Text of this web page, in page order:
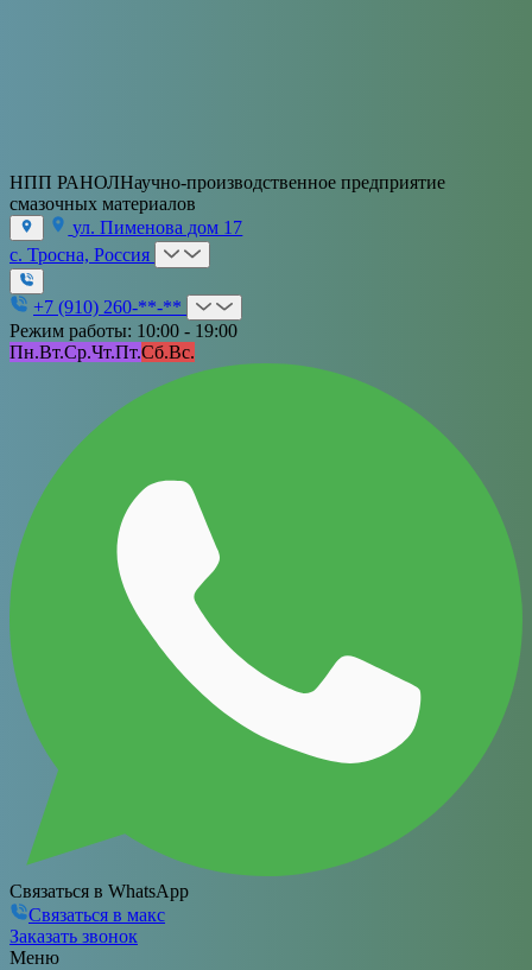
НПП РАНОЛНаучно-производственное предприятие
смазочных материалов
ул. Пименова дом 17
с. Тросна, Россия
+7 (910) 260-**-**
Режим работы: 10:00 - 19:00
Пн.Вт.Ср.Чт.Пт.Сб.Вс.
Связаться в WhatsApp
Связаться в макс
Заказать звонок
Меню